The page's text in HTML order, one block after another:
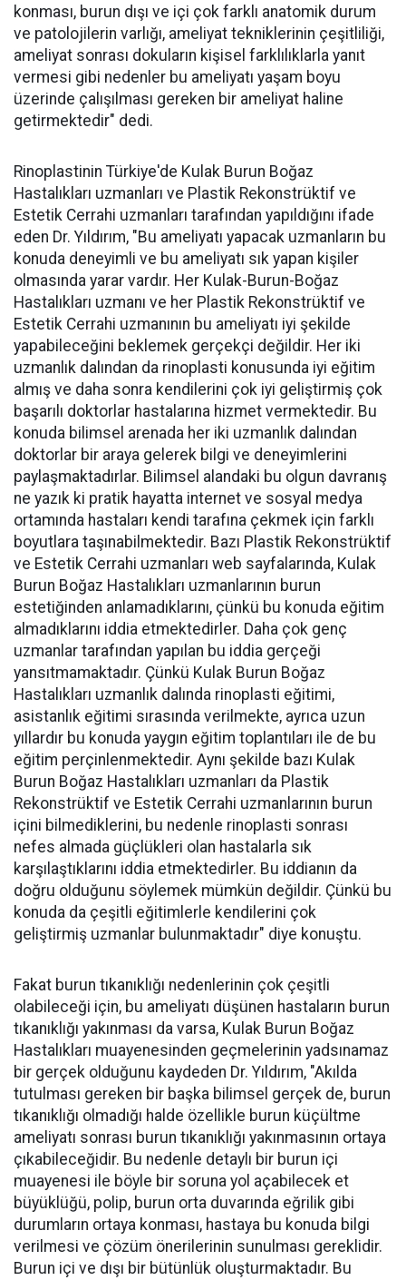
konması, burun dışı ve içi çok farklı anatomik durum
ve patolojilerin varlığı, ameliyat tekniklerinin çeşitliliği,
ameliyat sonrası dokuların kişisel farklılıklarla yanıt
vermesi gibi nedenler bu ameliyatı yaşam boyu
üzerinde çalışılması gereken bir ameliyat haline
getirmektedir" dedi.
Rinoplastinin Türkiye'de Kulak Burun Boğaz
Hastalıkları uzmanları ve Plastik Rekonstrüktif ve
Estetik Cerrahi uzmanları tarafından yapıldığını ifade
eden Dr. Yıldırım, "Bu ameliyatı yapacak uzmanların bu
konuda deneyimli ve bu ameliyatı sık yapan kişiler
olmasında yarar vardır. Her Kulak-Burun-Boğaz
Hastalıkları uzmanı ve her Plastik Rekonstrüktif ve
Estetik Cerrahi uzmanının bu ameliyatı iyi şekilde
yapabileceğini beklemek gerçekçi değildir. Her iki
uzmanlık dalından da rinoplasti konusunda iyi eğitim
almış ve daha sonra kendilerini çok iyi geliştirmiş çok
başarılı doktorlar hastalarına hizmet vermektedir. Bu
konuda bilimsel arenada her iki uzmanlık dalından
doktorlar bir araya gelerek bilgi ve deneyimlerini
paylaşmaktadırlar. Bilimsel alandaki bu olgun davranış
ne yazık ki pratik hayatta internet ve sosyal medya
ortamında hastaları kendi tarafına çekmek için farklı
boyutlara taşınabilmektedir. Bazı Plastik Rekonstrüktif
ve Estetik Cerrahi uzmanları web sayfalarında, Kulak
Burun Boğaz Hastalıkları uzmanlarının burun
estetiğinden anlamadıklarını, çünkü bu konuda eğitim
almadıklarını iddia etmektedirler. Daha çok genç
uzmanlar tarafından yapılan bu iddia gerçeği
yansıtmamaktadır. Çünkü Kulak Burun Boğaz
Hastalıkları uzmanlık dalında rinoplasti eğitimi,
asistanlık eğitimi sırasında verilmekte, ayrıca uzun
yıllardır bu konuda yaygın eğitim toplantıları ile de bu
eğitim perçinlenmektedir. Aynı şekilde bazı Kulak
Burun Boğaz Hastalıkları uzmanları da Plastik
Rekonstrüktif ve Estetik Cerrahi uzmanlarının burun
içini bilmediklerini, bu nedenle rinoplasti sonrası
nefes almada güçlükleri olan hastalarla sık
karşılaştıklarını iddia etmektedirler. Bu iddianın da
doğru olduğunu söylemek mümkün değildir. Çünkü bu
konuda da çeşitli eğitimlerle kendilerini çok
geliştirmiş uzmanlar bulunmaktadır" diye konuştu.
Fakat burun tıkanıklığı nedenlerinin çok çeşitli
olabileceği için, bu ameliyatı düşünen hastaların burun
tıkanıklığı yakınması da varsa, Kulak Burun Boğaz
Hastalıkları muayenesinden geçmelerinin yadsınamaz
bir gerçek olduğunu kaydeden Dr. Yıldırım, "Akılda
tutulması gereken bir başka bilimsel gerçek de, burun
tıkanıklığı olmadığı halde özellikle burun küçültme
ameliyatı sonrası burun tıkanıklığı yakınmasının ortaya
çıkabileceğidir. Bu nedenle detaylı bir burun içi
muayenesi ile böyle bir soruna yol açabilecek et
büyüklüğü, polip, burun orta duvarında eğrilik gibi
durumların ortaya konması, hastaya bu konuda bilgi
verilmesi ve çözüm önerilerinin sunulması gereklidir.
Burun içi ve dışı bir bütünlük oluşturmaktadır. Bu